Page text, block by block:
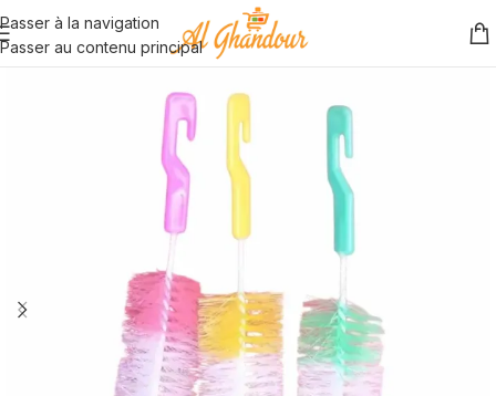
Passer à la navigation
Passer au contenu principal